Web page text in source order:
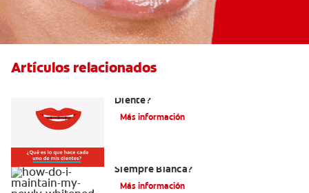
Artículos relacionados
Diente?
Más información
Siempre Blanca?
Más información